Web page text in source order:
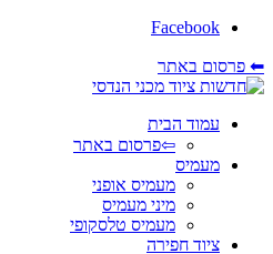
Facebook
⬅ פרסום באתר
עמוד הבית
⇦פרסום באתר
מעמיס
מעמיס אופני
מיני מעמיס
מעמיס טלסקופי
ציוד חפירה